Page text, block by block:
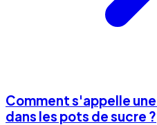
Comment s'appelle
dans les pots de sucre ?